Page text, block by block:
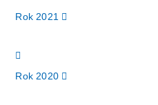
Rok 2021
Rok 2020